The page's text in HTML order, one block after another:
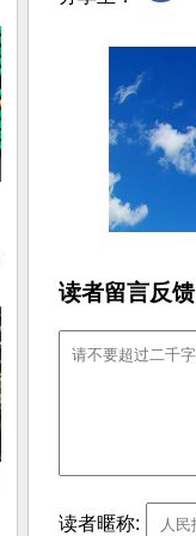
读者留言反
读者暱称: